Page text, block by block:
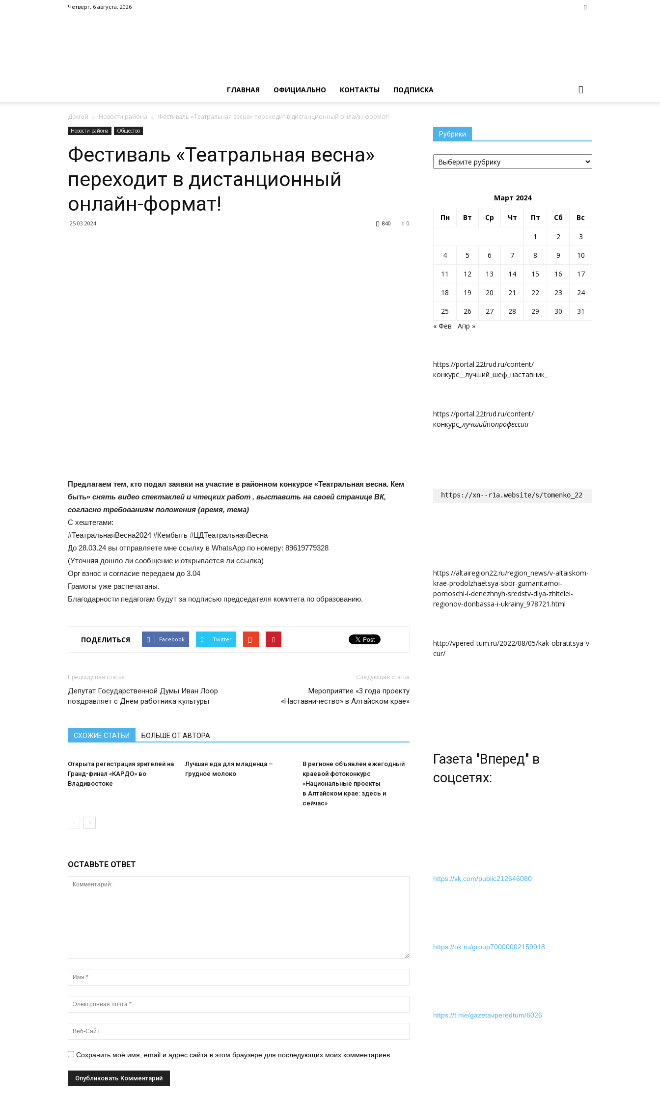
Четверг, 6 августа, 2026
ГЛАВНАЯ ОФИЦИАЛЬНО КОНТАКТЫ ПОДПИСКА
Домой Новости района Фестиваль «Театральная весна» переходит в дистанционный онлайн-формат!
Новости района Общество
Фестиваль «Театральная весна»
переходит в дистанционный
онлайн-формат!
25.03.2024 0
840
Предлагаем тем, кто подал заявки на участие в районном конкурсе «Театральная весна. Кем
быть» снять видео спектаклей и чтецких работ , выставить на своей странице ВК,
согласно требованиям положения (время, тема)
С хештегами:
#ТеатральнаяВесна2024 #Кембыть #ЦДТеатральнаяВесна
До 28.03.24 вы отправляете мне ссылку в WhatsApp по номеру: 89619779328
(Уточняя дошло ли сообщение и открывается ли ссылка)
Орг взнос и согласие передаем до 3.04
Грамоты уже распечатаны.
Благодарности педагогам будут за подписью председателя комитета по образованию.
ПОДЕЛИТЬСЯ Facebook Twitter
Предыдущая статья
Депутат Государственной Думы Иван Лоор
поздравляет с Днем работника культуры
Следующая статья
Мероприятие «3 года проекту
«Наставничество» в Алтайском крае»
СХОЖИЕ СТАТЬИ БОЛЬШЕ ОТ АВТОРА
Открыта регистрация зрителей на
Гранд-финал «КАРДО» во
Владивостоке
Лучшая еда для младенца –
грудное молоко
В регионе объявлен ежегодный
краевой фотоконкурс
«Национальные проекты
в Алтайском крае: здесь и
сейчас»
ОСТАВЬТЕ ОТВЕТ
Сохранить моё имя, email и адрес сайта в этом браузере для последующих моих комментариев.
Рубрики
Рубрики
Март 2024
Пн Вт Ср Чт Пт Сб Вс
1 2
3
4
5 6 7 8 9
10
11
12 13 14 15 16
17
18
19 20 21 22 23
24
25
26 27 28 29 30
31
« Фев
Апр »
https://portal.22trud.ru/content/
конкурс__лучший_шеф_наставник_
https://portal.22trud.ru/content/
конкурс _лучшийпопрофессии
https://xn--r1a.website/s/tomenko_22
https://altairegion22.ru/region_news/v-altaiskom-
krae-prodolzhaetsya-sbor-gumanitarnoi-
pomoschi-i-denezhnyh-sredstv-dlya-zhitelei-
regionov-donbassa-i-ukrainy_978721.html
http://vpered-tum.ru/2022/08/05/kak-obratitsya-v-
cur/
Газета "Вперед" в
соцсетях:
https://vk.com/public212646080
https://ok.ru/group70000002159918
https://t.me/gazetavperedtum/6026